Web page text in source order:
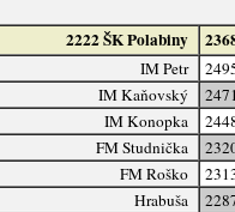
2222 ŠK Polabiny
IM Petr
IM Kaňovský
IM Konopka
FM Studnička
FM Roško
Hrabuša